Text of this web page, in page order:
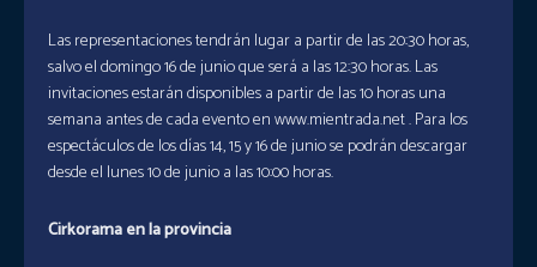
Las representaciones tendrán lugar a partir de las 20:30 horas,
salvo el domingo 16 de junio que será a las 12:30 horas. Las
invitaciones estarán disponibles a partir de las 10 horas una
semana antes de cada evento en www.mientrada.net . Para los
espectáculos de los días 14, 15 y 16 de junio se podrán descargar
desde el lunes 10 de junio a las 10:00 horas.
Cirkorama en la provincia